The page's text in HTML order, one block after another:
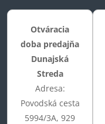
Otváracia
doba predajňa
Dunajská
Streda
Adresa:
Povodská cesta
5994/3A, 929